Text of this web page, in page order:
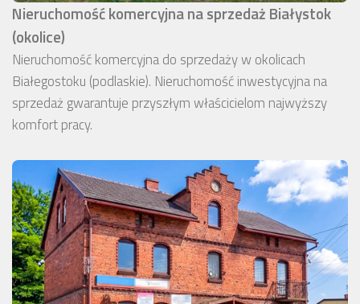
Nieruchomość komercyjna na sprzedaż Białystok
(okolice)
Nieruchomość komercyjna do sprzedaży w okolicach
Białegostoku (podlaskie). Nieruchomość inwestycyjna na
sprzedaż gwarantuje przyszłym właścicielom najwyższy
komfort pracy.